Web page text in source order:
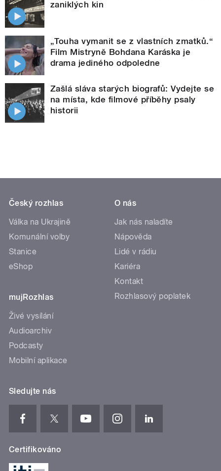
zaniklých kin
„Touha vymanit se z vlastních zmatků.“
Film Mistryně Bohdana Karáska je
drama jediného odpoledne
Zašlá sláva starých biografů: Vydejte se
na místa, kde filmové příběhy psaly
historii
Český rozhlas
Válka na Ukrajině
Komunální volby
Stanice
eShop
mujRozhlas
Živé vysílání
Audioarchiv
Podcasty
Mobilní aplikace
O nás
Jak nás naladíte
Nápověda
Lidé v rádiu
Kariéra
Kontakt
Rozhlasový poplatek
Sledujte nás
Certifikováno